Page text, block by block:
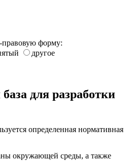
правовую форму:
другое
для разработки
определенная нормативная
окружающей среды, а также